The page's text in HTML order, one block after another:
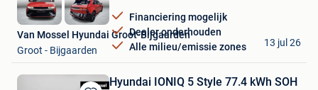
Financiering mogelijk
Dealer onderhouden
Alle milieu/emissie zones
Van Mossel Hyundai Groot-Bijgaarden
Groot - Bijgaarden
13 jul 26
Hyundai IONIQ 5 Style 77.4 kWh SOH